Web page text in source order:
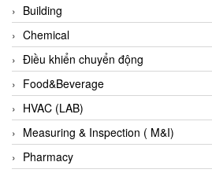
FLIR
FLOMAG
flotron
Flow Force/ Super Green Power-Tech
Floweserve/PMV
Flowline
Flow-Mon
Building
Chemical
Điều khiển chuyển động
Food&Beverage
HVAC (LAB)
Measuring & Inspection ( M&I)
Pharmacy